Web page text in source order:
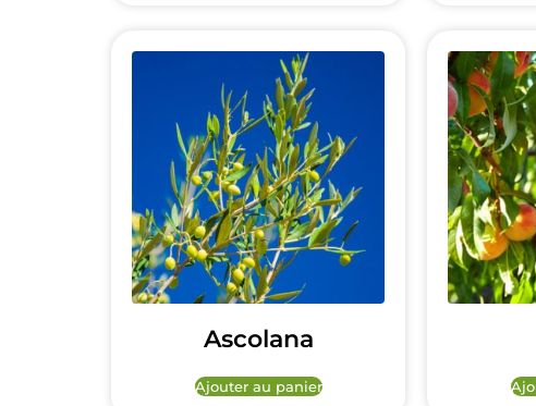
Ascolana
Ajouter au panier